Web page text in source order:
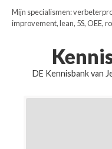
Mijn specialismen:
improvement, lean, 5S, OEE,
DE Kennisbank van